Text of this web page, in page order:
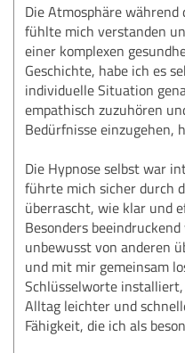
Die Atmosphäre
fühlte mich verstanden
einer komplexen
Geschichte, habe ich es
individuelle Situation
empathisch zuzuhören
Bedürfnisse einzugehen,
Die Hypnose selbst war
führte mich sicher durch
überrascht, wie klar und
Besonders
unbewusst von anderen
und mit mir gemeinsam
Schlüsselworte
Alltag leichter und
Fähigkeit, die ich als